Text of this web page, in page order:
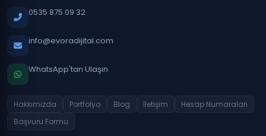
0535 875 09 32
info@evoradijital.com
WhatsApp'tan Ulaşın
Hakkımızda Portfolyo Blog İletişim
Hesap Numaraları
Başvuru Formu